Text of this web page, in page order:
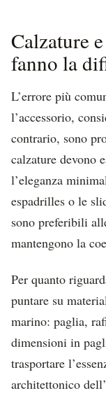
Calzature
fanno la
L’errore più
l’accessorio,
contrario, sono
calzature devono
l’eleganza
espadrilles o le
sono preferibili
mantengono la
Per quanto
puntare su
marino: paglia,
dimensioni in
trasportare
architettonico